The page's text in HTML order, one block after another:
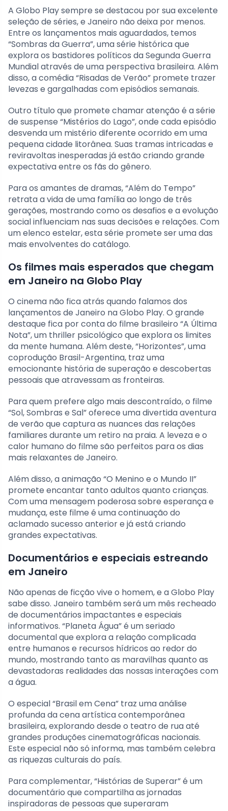
A Globo Play sempre se destacou por sua excelente
seleção de séries, e Janeiro não deixa por menos.
Entre os lançamentos mais aguardados, temos
“Sombras da Guerra”, uma série histórica que
explora os bastidores políticos da Segunda Guerra
Mundial através de uma perspectiva brasileira. Além
disso, a comédia “Risadas de Verão” promete trazer
levezas e gargalhadas com episódios semanais.
Outro título que promete chamar atenção é a série
de suspense “Mistérios do Lago”, onde cada episódio
desvenda um mistério diferente ocorrido em uma
pequena cidade litorânea. Suas tramas intricadas e
reviravoltas inesperadas já estão criando grande
expectativa entre os fãs do gênero.
Para os amantes de dramas, “Além do Tempo”
retrata a vida de uma família ao longo de três
gerações, mostrando como os desafios e a evolução
social influenciam nas suas decisões e relações. Com
um elenco estelar, esta série promete ser uma das
mais envolventes do catálogo.
Os filmes mais esperados que chegam
em Janeiro na Globo Play
O cinema não fica atrás quando falamos dos
lançamentos de Janeiro na Globo Play. O grande
destaque fica por conta do filme brasileiro “A Última
Nota”, um thriller psicológico que explora os limites
da mente humana. Além deste, “Horizontes”, uma
coprodução Brasil-Argentina, traz uma
emocionante história de superação e descobertas
pessoais que atravessam as fronteiras.
Para quem prefere algo mais descontraído, o filme
“Sol, Sombras e Sal” oferece uma divertida aventura
de verão que captura as nuances das relações
familiares durante um retiro na praia. A leveza e o
calor humano do filme são perfeitos para os dias
mais relaxantes de Janeiro.
Além disso, a animação “O Menino e o Mundo II”
promete encantar tanto adultos quanto crianças.
Com uma mensagem poderosa sobre esperança e
mudança, este filme é uma continuação do
aclamado sucesso anterior e já está criando
grandes expectativas.
Documentários e especiais estreando
em Janeiro
Não apenas de ficção vive o homem, e a Globo Play
sabe disso. Janeiro também será um mês recheado
de documentários impactantes e especiais
informativos. “Planeta Água” é um seriado
documental que explora a relação complicada
entre humanos e recursos hídricos ao redor do
mundo, mostrando tanto as maravilhas quanto as
devastadoras realidades das nossas interações com
a água.
O especial “Brasil em Cena” traz uma análise
profunda da cena artística contemporânea
brasileira, explorando desde o teatro de rua até
grandes produções cinematográficas nacionais.
Este especial não só informa, mas também celebra
as riquezas culturais do país.
Para complementar, “Histórias de Superar” é um
documentário que compartilha as jornadas
inspiradoras de pessoas que superaram